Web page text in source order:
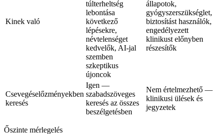
Kinek való
túlterheltség
lebontása
következő
lépésekre,
névtelenséget
kedvelők, AI-jal
szemben
szkeptikus
újoncok
állapotok,
gyógyszerszükséglet,
biztosítást használók,
engedélyezett
klinikust előnyben
részesítők
Csevegéselőzményekben
keresés
Igen —
szabadszöveges
keresés az összes
beszélgetésben
Nem értelmezhető —
klinikusi ülések és
jegyzetek
Őszinte mérlegelés